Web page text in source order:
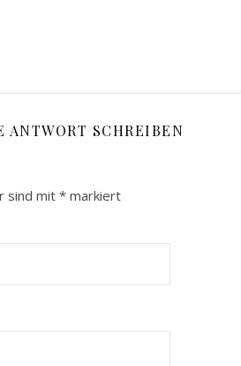
ANTWORT SCHREIBEN
sind mit * markiert